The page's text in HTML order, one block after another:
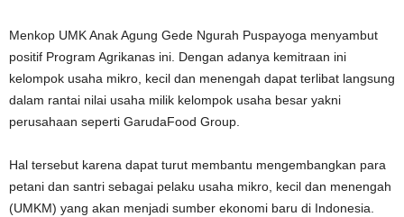
Menkop UMK Anak Agung Gede Ngurah Puspayoga menyambut
positif Program Agrikanas ini. Dengan adanya kemitraan ini
kelompok usaha mikro, kecil dan menengah dapat terlibat langsung
dalam rantai nilai usaha milik kelompok usaha besar yakni
perusahaan seperti GarudaFood Group.
Hal tersebut karena dapat turut membantu mengembangkan para
petani dan santri sebagai pelaku usaha mikro, kecil dan menengah
(UMKM) yang akan menjadi sumber ekonomi baru di Indonesia.